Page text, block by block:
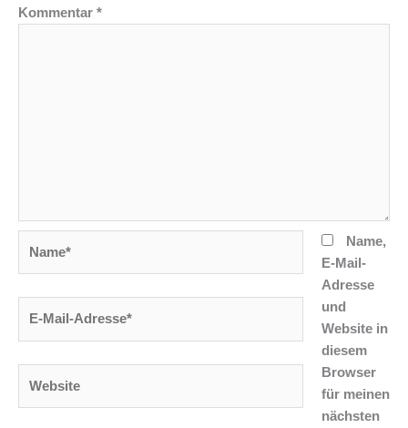
Kommentar *
Mail-
Name,
E-Mail-
Adresse
und
Website in
diesem
Browser
für meinen
nächsten